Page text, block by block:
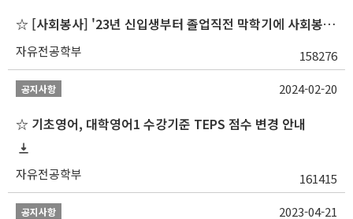
☆ [사회봉사] '23년 신입생부터 졸업직전 막학기에 사회봉사1,2,3 수강 불가
자유전공학부 158276
공지사항
☆ 기초영어, 대학영어1 수강기준 TEPS 점수 변경 안내
자유전공학부 161415
2024-02-20
공지사항 2023-04-21